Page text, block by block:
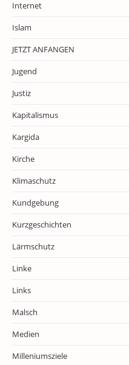
Internet
Islam
JETZT ANFANGEN
Jugend
Justiz
Kapitalismus
Kargida
Kirche
Klimaschutz
Kundgebung
Kurzgeschichten
Lärmschutz
Linke
Links
Malsch
Medien
Milleniumsziele